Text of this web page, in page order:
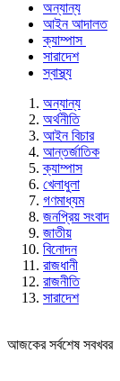
অন্যান্য
আইন আদালত
ক্যাম্পাস
সারাদেশ
স্বাস্থ্য
অন্যান্য
অর্থনীতি
আইন বিচার
আন্তর্জাতিক
ক্যাম্পাস
খেলাধুলা
গণমাধ্যম
জনপ্রিয় সংবাদ
জাতীয়
বিনোদন
রাজধানী
রাজনীতি
সারাদেশ
আজকের সর্বশেষ সবখবর